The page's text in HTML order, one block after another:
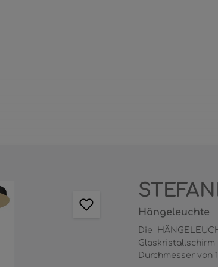
Hängeleuchte
Die
Durchmesser von